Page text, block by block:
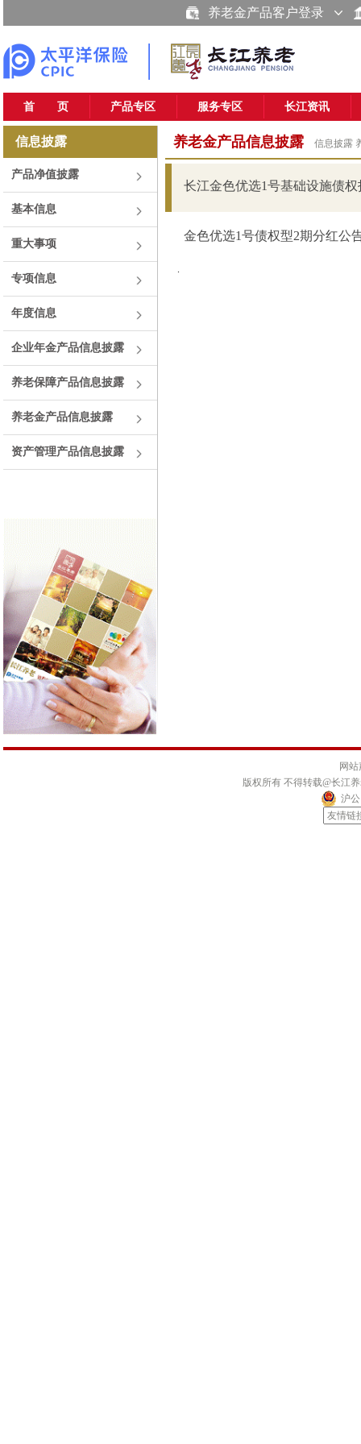
养老金产品客户登录
首 页 产品专区 服务专区 长江资讯
信息披露
产品净值披露
基本信息
重大事项
专项信息
年度信息
企业年金产品信息披露
养老保障产品信息披露
养老金产品信息披露
资产管理产品信息披露
养老金产品信息披露 信息披露
长江金色优选1号基础设施债
金色优选1号债权型2期分红公
.
网
版权所有 不得转载@长江
沪公